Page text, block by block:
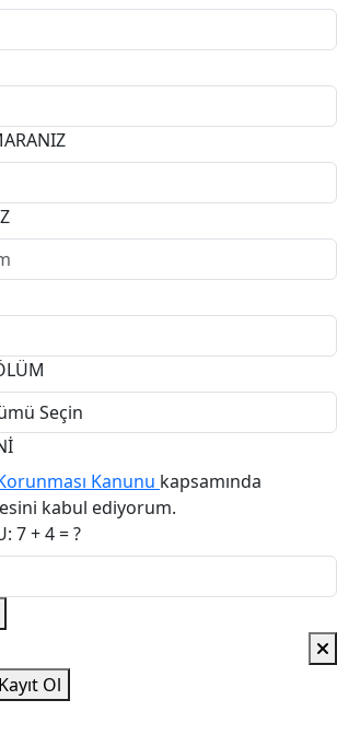
Kanunu kapsamında
kabul ediyorum.
7 + 4 = ?
Kayıt Ol